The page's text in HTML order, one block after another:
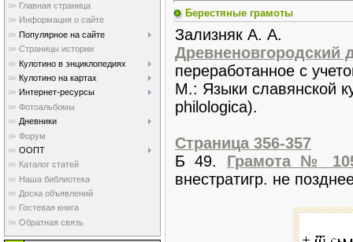
Главная страница
Информация о сайте
Популярное на сайте
Страницы истории
Кулотино в энциклопедиях
Кулотино на картах
Интернет-ресурсы
Фотоальбомы
Дневники
Форум
ООПТ
Каталог статей
Наша библиотека
Доска объявлений
Гостевая книга
Обратная связь
Берестяные грамоты
Зализняк А. А.
Древненовгородский
переработанное с
М.: Языки славянской
philologica).
Страница 356-357
Б 49. Грамота №
внестратигр. не